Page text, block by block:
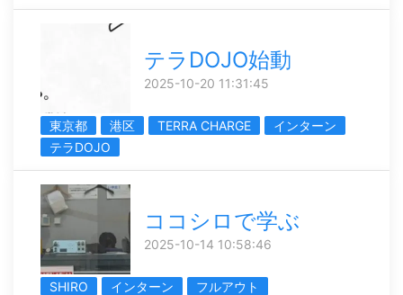
テラDOJO始動
2025-10-20 11:31:45
東京都 港区 TERRA CHARGE
インターン
テラDOJO
ココシロで学ぶ
2025-10-14 10:58:46
SHIRO インターン フルアウト